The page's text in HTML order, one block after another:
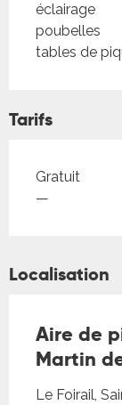
éclairage
poubelles
tables de
Tarifs
Tarifs 2026
Gratuit
—
Localisation
Aire de
Martin
Le Foirail,